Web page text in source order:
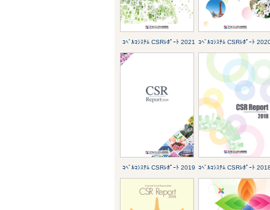
ｺﾍﾞﾙｺｼｽﾃﾑ CSRﾚﾎﾟｰﾄ 2021 ｺﾍﾞﾙｺｼｽﾃﾑ CSRﾚﾎﾟｰﾄ
ｺﾍﾞﾙｺｼｽﾃﾑ CSRﾚﾎﾟｰﾄ 2019 ｺﾍﾞﾙｺｼｽﾃﾑ CSRﾚﾎﾟｰﾄ